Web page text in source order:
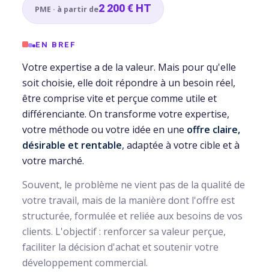
vidéo
Création
logo
Charte
graphique
&
brand
guideline
Déclinaison
print
digital
Identité
visuelle
✨
vitrine
commerce
💻
Landing
pages
&
tunnels
de
Maintenance,
hébergement
&
suivi
PME · à partir de2 200 € HT
EN BREF
Votre expertise a de la valeur. Mais pour qu'elle
soit choisie, elle doit répondre à un besoin réel,
être comprise vite et perçue comme utile et
différenciante. On transforme votre expertise,
votre méthode ou votre idée en une offre claire,
désirable et rentable, adaptée à votre cible et à
votre marché.
Souvent, le problème ne vient pas de la qualité de
votre travail, mais de la manière dont l'offre est
structurée, formulée et reliée aux besoins de vos
clients. L'objectif : renforcer sa valeur perçue,
faciliter la décision d'achat et soutenir votre
développement commercial.